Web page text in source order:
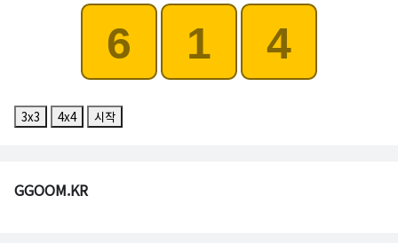
6
1 4
3x3 4x4 시작
GGOOM.KR